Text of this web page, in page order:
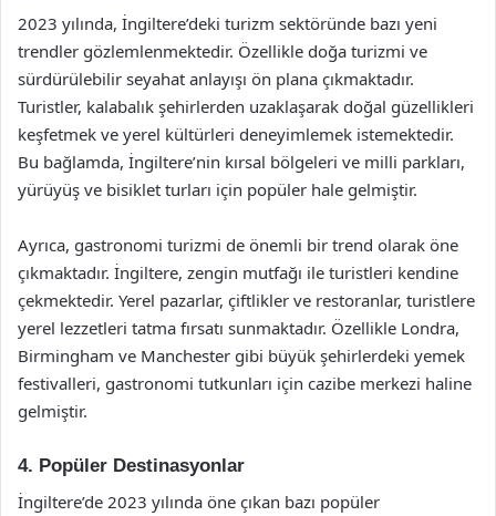
2023 yılında, İngiltere’deki turizm sektöründe bazı yeni
trendler gözlemlenmektedir. Özellikle doğa turizmi ve
sürdürülebilir seyahat anlayışı ön plana çıkmaktadır.
Turistler, kalabalık şehirlerden uzaklaşarak doğal güzellikleri
keşfetmek ve yerel kültürleri deneyimlemek istemektedir.
Bu bağlamda, İngiltere’nin kırsal bölgeleri ve milli parkları,
yürüyüş ve bisiklet turları için popüler hale gelmiştir.
Ayrıca, gastronomi turizmi de önemli bir trend olarak öne
çıkmaktadır. İngiltere, zengin mutfağı ile turistleri kendine
çekmektedir. Yerel pazarlar, çiftlikler ve restoranlar, turistlere
yerel lezzetleri tatma fırsatı sunmaktadır. Özellikle Londra,
Birmingham ve Manchester gibi büyük şehirlerdeki yemek
festivalleri, gastronomi tutkunları için cazibe merkezi haline
gelmiştir.
4. Popüler Destinasyonlar
İngiltere’de 2023 yılında öne çıkan bazı popüler